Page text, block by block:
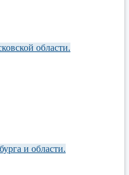
области.
и области.